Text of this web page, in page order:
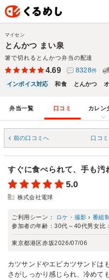
とんかつ まい泉
箸で切れるとんかつ弁当の配達
マイセン
4.69 8328件
インボイス対応
和食 とんかつ
弁当一覧 口コミ カレン
前の口コミへ 口コ
すぐに食べられて、手も汚
5.0
株式会社電球
ご利用シーン： ロケ・撮影 › 番組
参加者の年齢：30代～40代男女比：
東京都港区赤坂2026/07/06
カツサンドやエビカツサンドは
さがしっかり感じられ、冷めて